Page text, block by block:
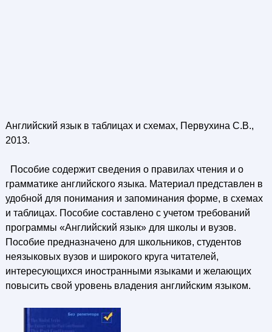
Английский язык в таблицах и схемах, Первухина С.В.,
2013.
Пособие содержит сведения о правилах чтения и о
грамматике английского языка. Материал представлен в
удобной для понимания и запоминания форме, в схемах
и таблицах. Пособие составлено с учетом требований
программы «Английский язык» для школы и вузов.
Пособие предназначено для школьников, студентов
неязыковых вузов и широкого круга читателей,
интересующихся иностранными языками и желающих
повысить свой уровень владения английским языком.